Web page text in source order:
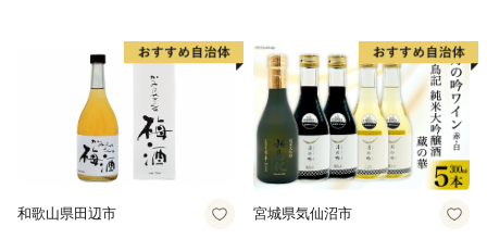
和歌山県田辺市 宮城県気仙沼市